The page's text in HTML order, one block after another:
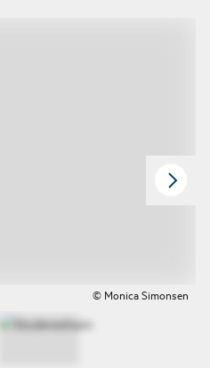
© Monica Simonsen